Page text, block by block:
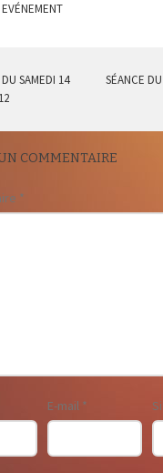
EVÉNEMENT
SAMEDI 14
SÉANCE
COMMENTAIRE
*
E-mail *